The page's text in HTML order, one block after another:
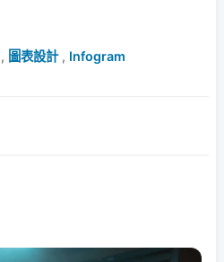
圖表設計, Infogram